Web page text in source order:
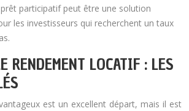
participatif peut être une solution
les investisseurs qui recherchent un taux
RENDEMENT LOCATIF : LES
est un excellent départ, mais il est